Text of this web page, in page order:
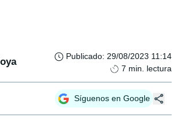
Publicado: 29/08/2023 11:14
7 min. lectura
Síguenos en Google